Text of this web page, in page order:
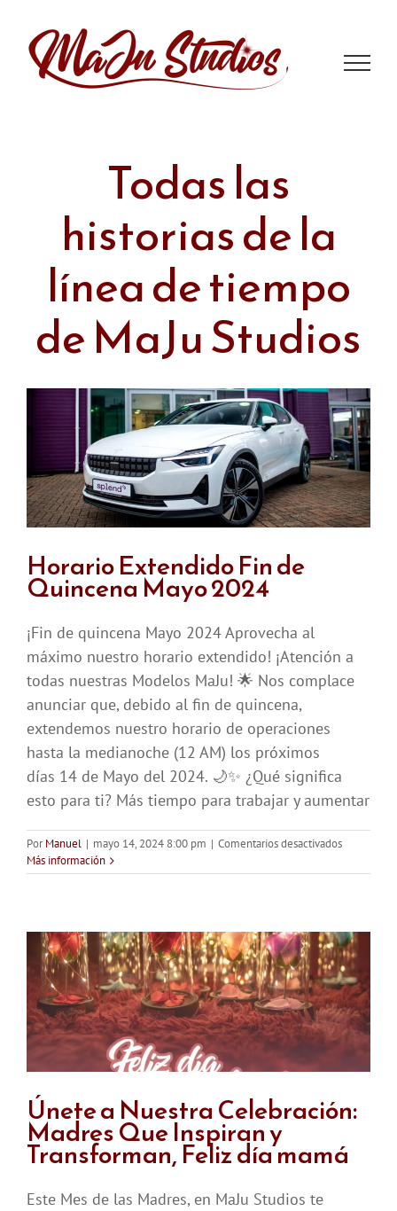
contenido
Todas las
historias de la
línea de tiempo
de MaJu Studios
Horario Extendido Fin de
Quincena Mayo 2024
¡Fin de quincena Mayo 2024 Aprovecha al
máximo nuestro horario extendido! ¡Atención a
todas nuestras Modelos MaJu! 🌟 Nos complace
anunciar que, debido al fin de quincena,
extendemos nuestro horario de operaciones
hasta la medianoche (12 AM) los próximos
días 14 de Mayo del 2024. 🌙✨ ¿Qué significa
esto para ti? Más tiempo para trabajar y aumentar
PorManuel | mayo 14, 2024 8:00 pm | Comentarios desactivadosen
Extendido
Mayo
2024
Más información
Únete a Nuestra Celebración:
Madres Que Inspiran y
Transforman, Feliz día mamá
Este Mes de las Madres, en MaJu Studios te